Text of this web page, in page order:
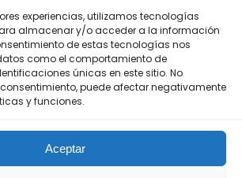
experiencias, utilizamos tecnologías
almacenar y/o acceder a la información
de estas tecnologías nos
como el comportamiento de
únicas en este sitio. No
puede afectar negativamente
y funciones.
Aceptar
EN LAS REDES
Privacidad